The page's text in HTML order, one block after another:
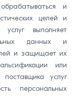
и
целей и
услуг выполняет
данных и
и защищает их
или
услуг
персональных